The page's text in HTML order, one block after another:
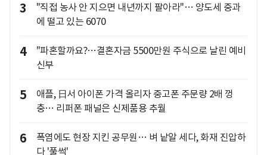
3
"직접 농사 안 지으면 내년까지 팔아라"… 양도세 중과
에 떨고 있는 6070
4
"파혼할까요?…결혼자금 5500만원 주식으로 날린 예비
신부
5
애플, 日서 아이폰 가격 올리자 중고폰 주문량 2배 껑
충… 리퍼폰 패널은 신제품용 추월
6
폭염에도 현장 지킨 공무원… 벼 낱알 세다, 화재 진압하
다 '풀썩'